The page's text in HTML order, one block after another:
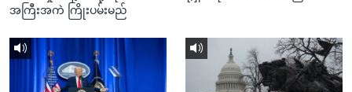
အကြီးအကဲ ကြိုးပမ်းမည်